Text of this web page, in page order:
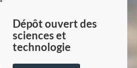
du
Canada
Dépôt ouvert des
sciences et
technologie